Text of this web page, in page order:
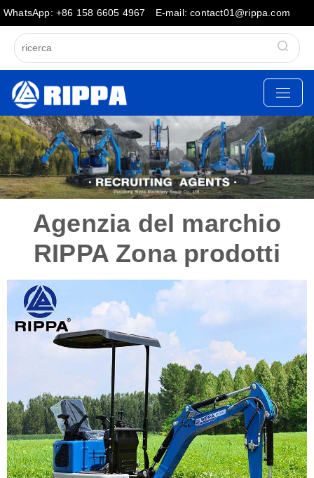
WhatsApp: +86 158 6605 4967 E-mail: contact01@rippa.com
Agenzia del marchio
RIPPA Zona prodotti